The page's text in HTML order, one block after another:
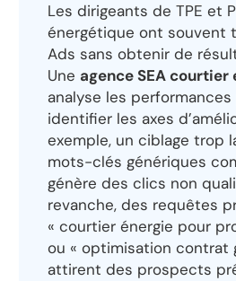
Les dirigeants de TPE et
énergétique ont souvent
Ads sans obtenir de
Une agence SEA courtier
analyse les
identifier les axes
exemple, un ciblage trop
mots-clés génériques
génère des clics non
revanche, des requêtes
« courtier énergie pour
ou « optimisation contrat
attirent des prospects